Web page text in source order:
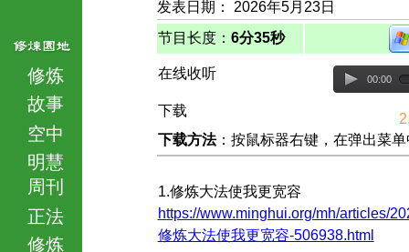
修炼
故事
空中
明慧
周刊
正法
修炼
发表日期： 2026年5月23日
节目长度： 6分35秒
在线收听 00:00
下载
下载方法：按鼠标器右键，在弹出菜
1.修炼大法使我更宽容
https://www.minghui.org/mh/articles/
修炼大法使我更宽容-506938.html